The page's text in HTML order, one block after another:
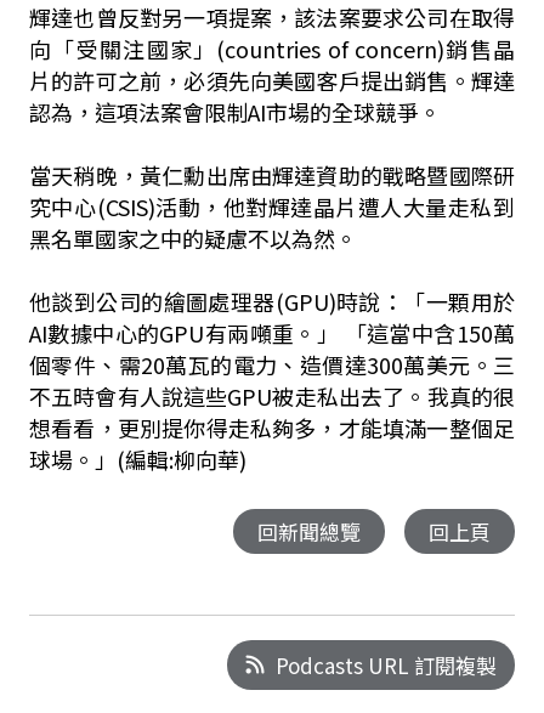
輝達也曾反對另一項提案，該法案要求公司在取得
向「受關注國家」(countries of concern)銷售晶
片的許可之前，必須先向美國客戶提出銷售。輝達
認為，這項法案會限制AI市場的全球競爭。
當天稍晚，黃仁勳出席由輝達資助的戰略暨國際研
究中心(CSIS)活動，他對輝達晶片遭人大量走私到
黑名單國家之中的疑慮不以為然。
他談到公司的繪圖處理器(GPU)時說：「一顆用於
AI數據中心的GPU有兩噸重。」 「這當中含150萬
個零件、需20萬瓦的電力、造價達300萬美元。三
不五時會有人說這些GPU被走私出去了。我真的很
想看看，更別提你得走私夠多，才能填滿一整個足
球場。」(編輯:柳向華)
回新聞總覽 回上頁
Podcasts URL 訂閱複製